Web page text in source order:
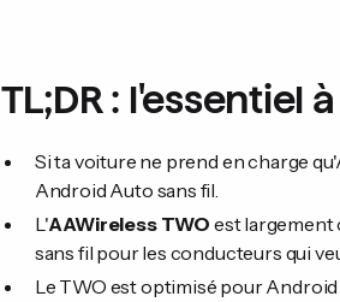
TL;DR : l'essentiel
Si ta voiture ne prend en charge
Android Auto sans fil.
L'AAWireless TWO est largement
sans fil pour les conducteurs qui
Le TWO est optimisé pour